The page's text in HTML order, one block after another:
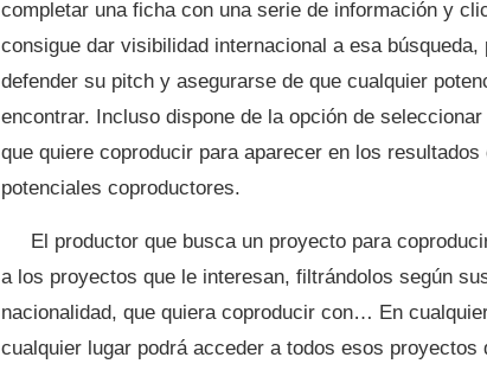
completar una ficha con una serie de información y
consigue dar visibilidad internacional a esa
defender su pitch y asegurarse de que cualquier
encontrar. Incluso dispone de la opción de
que quiere coproducir para aparecer en los resultados
potenciales coproductores.
El productor que busca un proyecto para
a los proyectos que le interesan, filtrándolos según
nacionalidad, que quiera coproducir con… En
cualquier lugar podrá acceder a todos esos proyectos